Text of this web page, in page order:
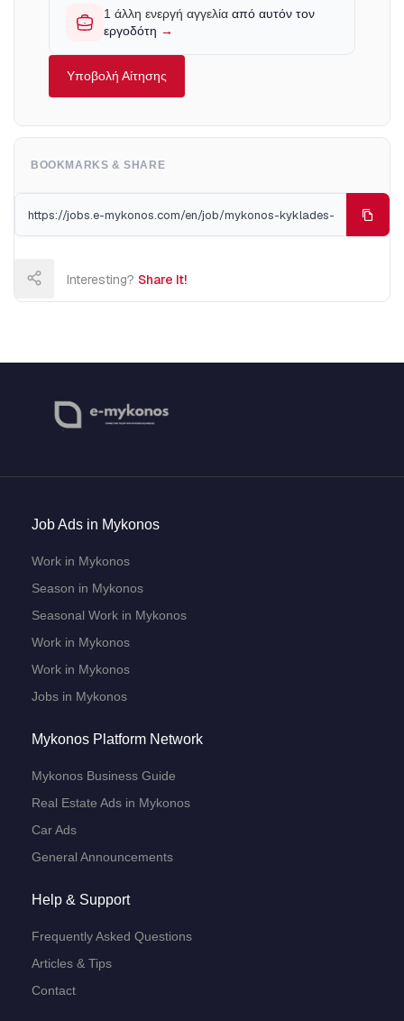
1 άλλη ενεργή αγγελία από αυτόν τον
εργοδότη →
Υποβολή Αίτησης
BOOKMARKS & SHARE
Interesting? Share It!
Job Ads in Mykonos
Work in Mykonos
Season in Mykonos
Seasonal Work in Mykonos
Work in Mykonos
Work in Mykonos
Jobs in Mykonos
Mykonos Platform Network
Mykonos Business Guide
Real Estate Ads in Mykonos
Car Ads
General Announcements
Help & Support
Frequently Asked Questions
Articles & Tips
Contact